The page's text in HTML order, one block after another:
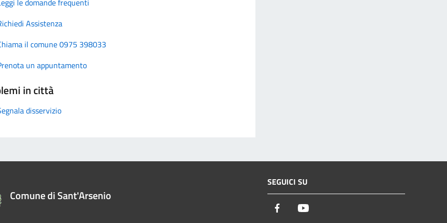
Assistenza
il comune 0975 398033
un appuntamento
in città
disservizio
Comune di Sant'Arsenio
SEGUICI SU
Facebook